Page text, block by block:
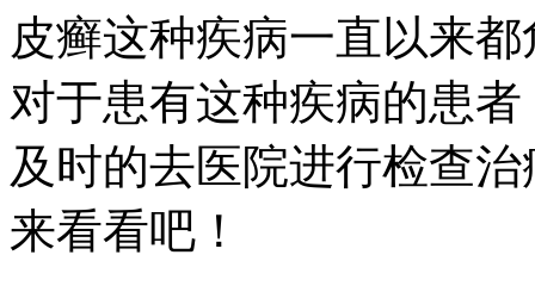
皮癣这种疾病一直以来
对于患有这种疾病的患
及时的去医院进行检查
来看看吧！